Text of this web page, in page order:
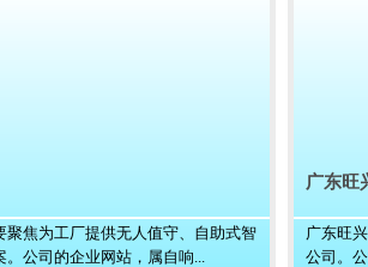
聚焦为工厂提供无人值守、自助式智
公司的企业网站，属自响...
广东旺
广东旺
公司。